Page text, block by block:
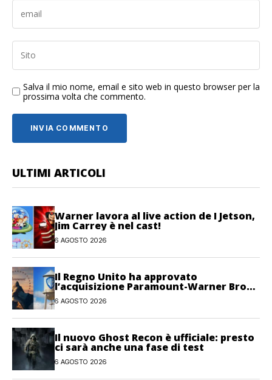
Salva il mio nome, email e sito web in questo browser per la
prossima volta che commento.
ULTIMI ARTICOLI
Warner lavora al live action de I Jetson,
Jim Carrey è nel cast!
6 AGOSTO 2026
Il Regno Unito ha approvato
l’acquisizione Paramount-Warner Bros
Discovery
6 AGOSTO 2026
Il nuovo Ghost Recon è ufficiale: presto
ci sarà anche una fase di test
6 AGOSTO 2026